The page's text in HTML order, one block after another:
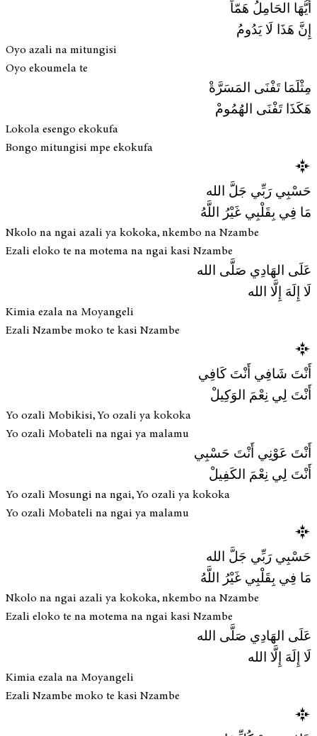
أَيُّهَا الحَامِلُ هَمّاً
إِنَّ هَذَا لَا يَدُومُ
Oyo azali na mitungisi
Oyo ekoumela te
مِثْلَمَا تَفْنَى المَسَرَّةْ
هَكَذَا تَفْنَى الهُمُومْ
Lokola esengo ekokufa
Bongo mitungisi mpe ekokufa
حَسْبِي رَبِّي جَلَّ الله
مَا فِي بِقَلْبِي غَيْرُ اللَّهُ
Nkolo na ngai azali ya kokoka, nkembo na Nzambe
Ezali eloko te na motema na ngai kasi Nzambe
عَلَى الهَادِي صَلَّى الله
لَا إِلَهَ إِلَّا الله
Kimia ezala na Moyangeli
Ezali Nzambe moko te kasi Nzambe
أَنْتَ شَافِي أَنْتَ كَافِي
أَنْتَ لِي نِعْمَ الوَكِيلْ
Yo ozali Mobikisi, Yo ozali ya kokoka
Yo ozali Mobateli na ngai ya malamu
أَنْتَ عَوْنِي أَنْتَ حَسْبِي
أَنْتَ لِي نِعْمَ الكَفِيلْ
Yo ozali Mosungi na ngai, Yo ozali ya kokoka
Yo ozali Mobateli na ngai ya malamu
حَسْبِي رَبِّي جَلَّ الله
مَا فِي بِقَلْبِي غَيْرُ اللَّهُ
Nkolo na ngai azali ya kokoka, nkembo na Nzambe
Ezali eloko te na motema na ngai kasi Nzambe
عَلَى الهَادِي صَلَّى الله
لَا إِلَهَ إِلَّا الله
Kimia ezala na Moyangeli
Ezali Nzambe moko te kasi Nzambe